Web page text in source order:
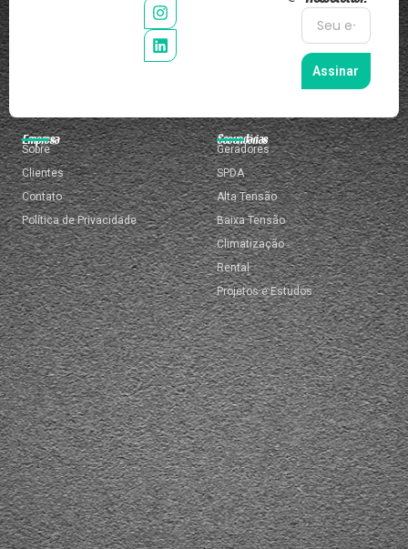
Assinar
Empresa
Sobre
Clientes
Contato
Política de Privacidade
Secundárias
Geradores
SPDA
Alta Tensão
Baixa Tensão
Climatização
Rental
Projetos e Estudos